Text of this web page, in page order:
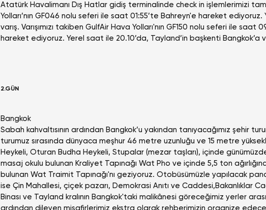
Atatürk Havalimanı Dış Hatlar gidiş terminalinde check in işlemlerimizi
Yolları’nın GF046 nolu seferi ile saat 01:55’te Bahreyn'e hareket
varış. Varışımızı takiben GulfAir Hava Yolları'nın GF150 nolu seferi ile saat
hareket ediyoruz. Yerel saat ile 20.10’da, Tayland’in başkenti Bangkok’a
2.GÜN
Bangkok
Sabah kahvaltısının ardından Bangkok’u yakından tanıyacağımız şehir
turumuz sırasında dünyaca meşhur 46 metre uzunluğu ve 15 metre
Heykeli, Oturan Budha Heykeli, Stupalar (mezar taşları), içinde
masaj okulu bulunan Kraliyet Tapınağı Wat Pho ve içinde 5,5 ton
bulunan Wat Traimit Tapınağı'nı geziyoruz. Otobüsümüzle yapılacak
ise Çin Mahallesi, çiçek pazarı, Demokrasi Anıtı ve Caddesi,Bakanlıklar
Binası ve Tayland kralının Bangkok'taki malikânesi göreceğimiz yerler
ardından dileyen misafirlerimiz ekstra olarak rehberimizin organize